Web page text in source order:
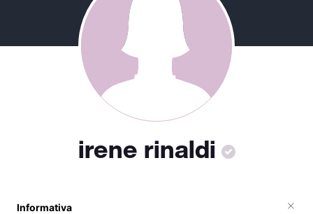
irene rinaldi
Informativa ×